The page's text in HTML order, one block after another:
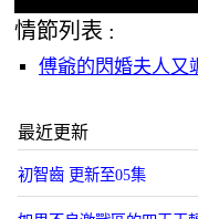
情節列表 :
傅爺的閃婚夫人又
最近更新
初智齒 更新至05集